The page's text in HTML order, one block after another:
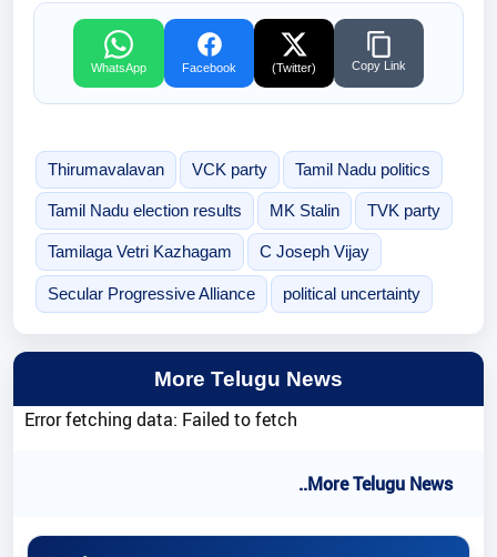
WhatsApp Facebook (Twitter) Copy Link
Thirumavalavan VCK party Tamil Nadu politics
Tamil Nadu election results MK Stalin TVK party
Tamilaga Vetri Kazhagam C Joseph Vijay
Secular Progressive Alliance political uncertainty
More Telugu News
Error fetching data: Failed to fetch
..More Telugu News